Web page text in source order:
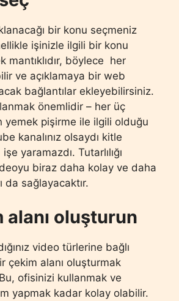
bir konu seçmeniz
işinizle ilgili bir konu
mantıklıdır, böylece her
ve açıklamaya bir web
bağlantılar ekleyebilirsiniz.
önemlidir – her üç
yemek pişirme ile ilgili olduğu
kanalınız olsaydı kitle
yaramazdı. Tutarlılığı
biraz daha kolay ve daha
da sağlayacaktır.
alanı oluşturun
video türlerine bağlı
çekim alanı oluşturmak
ofisinizi kullanmak ve
yapmak kadar kolay olabilir.